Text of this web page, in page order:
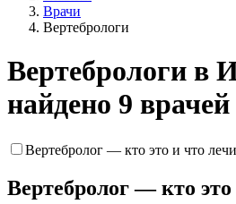
Врачи
Вертебрологи
Вертебрологи в
найдено 9 врачей
Вертебролог — кто это и что
Вертебролог — кто